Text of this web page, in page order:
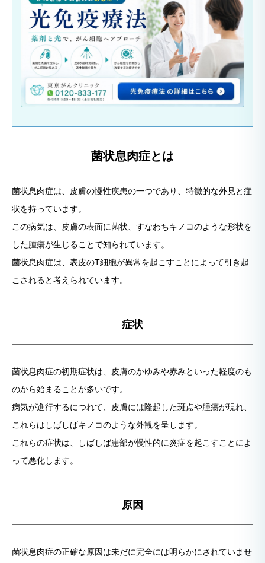
菌状息肉症とは
菌状息肉症は、皮膚の慢性疾患の一つであり、特徴的な外見と症
状を持っています。
この病気は、皮膚の表面に菌状、すなわちキノコのような形状を
した腫瘍が生じることで知られています。
菌状息肉症は、表皮のT細胞が異常を起こすことによって引き起
こされると考えられています。
症状
菌状息肉症の初期症状は、皮膚のかゆみや赤みといった軽度のも
のから始まることが多いです。
病気が進行するにつれて、皮膚には隆起した斑点や腫瘍が現れ、
これらはしばしばキノコのような外観を呈します。
これらの症状は、しばしば患部が慢性的に炎症を起こすことによ
って悪化します。
原因
菌状息肉症の正確な原因は未だに完全には明らかにされていませ